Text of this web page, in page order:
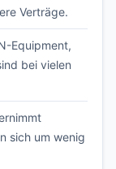
Verträge.
Equipment,
bei vielen
sich um wenig